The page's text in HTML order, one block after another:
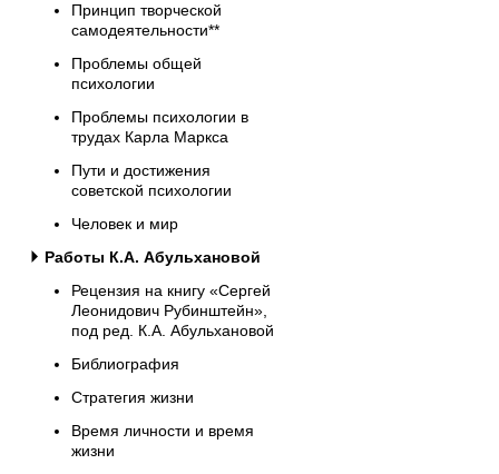
Принцип творческой
самодеятельности**
Проблемы общей
психологии
Проблемы психологии в
трудах Карла Маркса
Пути и достижения
советской психологии
Человек и мир
Работы К.А. Абульхановой
Рецензия на книгу «Сергей
Леонидович Рубинштейн»,
под ред. К.А. Абульхановой
Библиография
Стратегия жизни
Время личности и время
жизни